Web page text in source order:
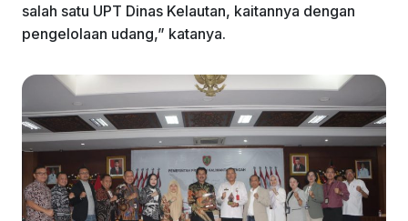
salah satu UPT Dinas Kelautan, kaitannya dengan
pengelolaan udang,” katanya.